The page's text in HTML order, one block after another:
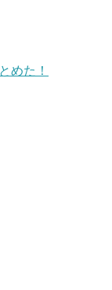
めた！